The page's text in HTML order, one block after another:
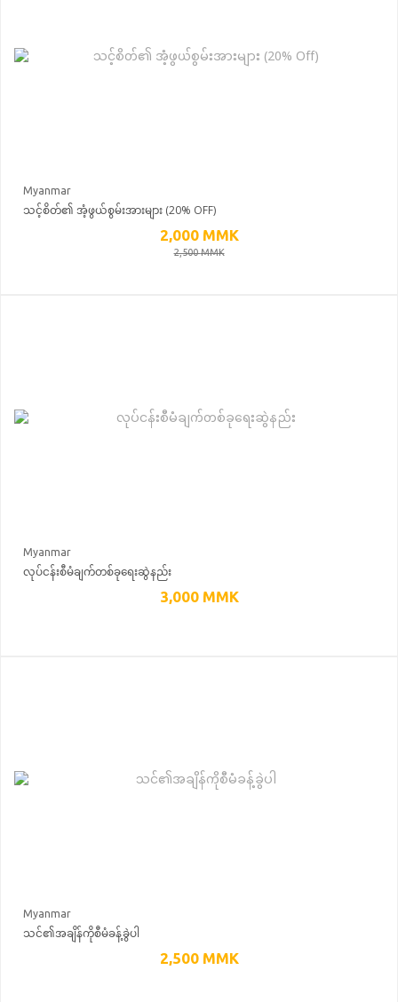
Myanmar
သင့်စိတ်၏ အံ့ဖွယ်စွမ်းအားများ (20% OFF)
2,000 MMK
2,500 MMK
Myanmar
လုပ်ငန်းစီမံချက်တစ်ခုရေးဆွဲနည်း
3,000 MMK
Myanmar
သင်၏အချိန်ကိုစီမံခန့်ခွဲပါ
2,500 MMK